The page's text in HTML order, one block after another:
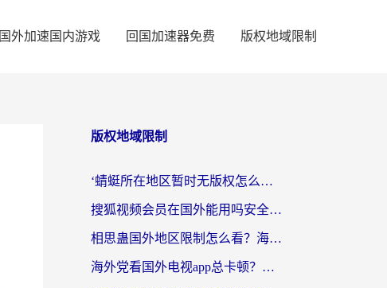
国外加速国内游戏 回国加速器免费 版权地域限制
版权地域限制
‘蜻蜓所在地区暂时无版权怎么办’？海外党看国内内容、办国内事的实用指南
搜狐视频会员在国外能用吗安全吗？留学生亲测有效的回国观影解决方案
相思蛊国外地区限制怎么看？海外党追剧听歌的终极解决方案
海外党看国外电视app总卡顿？选对回国加速器，追剧购物两不误